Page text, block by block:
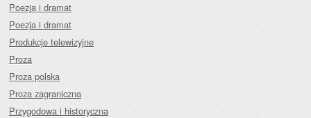
Poezja i dramat
Poezja i dramat
Produkcje telewizyjne
Proza
Proza polska
Proza zagraniczna
Przygodowa i historyczna